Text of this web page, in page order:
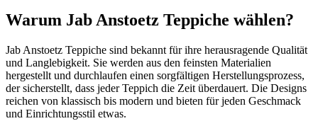
Warum Jab Anstoetz Teppiche wählen?
Jab Anstoetz Teppiche sind bekannt für ihre herausragende Qualität
und Langlebigkeit. Sie werden aus den feinsten Materialien
hergestellt und durchlaufen einen sorgfältigen Herstellungsprozess,
der sicherstellt, dass jeder Teppich die Zeit überdauert. Die Designs
reichen von klassisch bis modern und bieten für jeden Geschmack
und Einrichtungsstil etwas.